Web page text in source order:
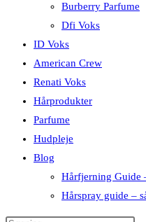
Burberry Parfume
Dfi Voks
ID Voks
American Crew
Renati Voks
Hårprodukter
Parfume
Hudpleje
Blog
Hårfjerning Guide
Hårspray guide –